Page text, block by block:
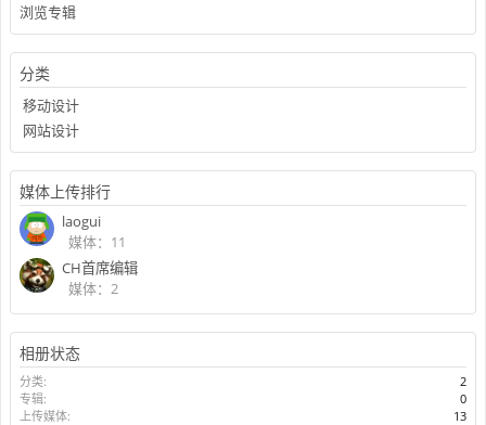
浏览专辑
分类
移动设计
网站设计
媒体上传排行
laogui
媒体：11
CH首席编辑
媒体：2
相册状态
分类:
2
专辑:
0
上传媒体:
13